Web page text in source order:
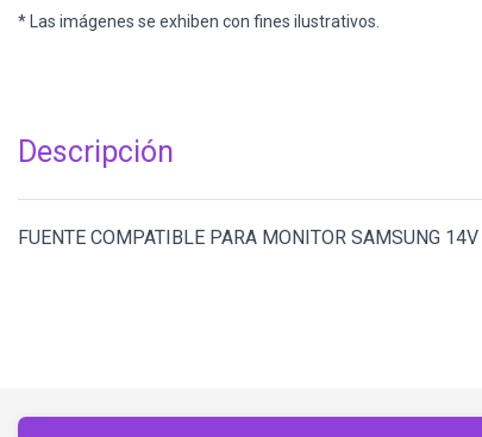
* Las imágenes se exhiben con fines ilustrativos.
Descripción
FUENTE COMPATIBLE PARA MONITOR SAMSUNG 14V